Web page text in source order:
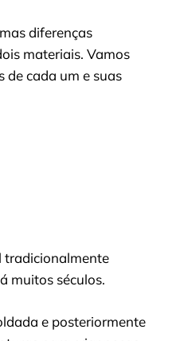
diferenças
materiais. Vamos
de cada um e suas
tradicionalmente
muitos séculos.
e posteriormente